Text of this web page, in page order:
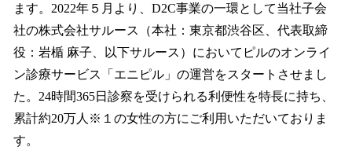
ます。2022年５月より、D2C事業の一環として当社子会
社の株式会社サルース（本社：東京都渋谷区、代表取締
役：岩楯 麻子、以下サルース）においてピルのオンライ
ン診療サービス「エニピル」の運営をスタートさせまし
た。24時間365日診察を受けられる利便性を特長に持ち、
累計約20万人※１の女性の方にご利用いただいておりま
す。